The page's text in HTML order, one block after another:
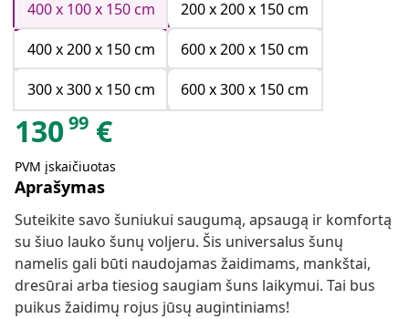
400 x 100 x 150 cm
200 x 200 x 150 cm
400 x 200 x 150 cm
600 x 200 x 150 cm
300 x 300 x 150 cm
600 x 300 x 150 cm
13099 €
PVM įskaičiuotas
Aprašymas
Suteikite savo šuniukui saugumą, apsaugą ir komfortą
su šiuo lauko šunų voljeru. Šis universalus šunų
namelis gali būti naudojamas žaidimams, mankštai,
dresūrai arba tiesiog saugiam šuns laikymui. Tai bus
puikus žaidimų rojus jūsų augintiniams!